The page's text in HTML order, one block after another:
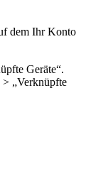
dem Ihr Konto
Geräte“.
> „Verknüpfte